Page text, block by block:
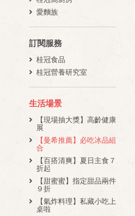
愛麵族
訂閱服務
桂冠食品
桂冠營養研究室
生活場景
【現場抽大獎】高齡健康
展
【曼希推薦】必吃冰品組
合
【百搭清爽】夏日主食７
折起
【甜蜜蜜】指定甜品兩件
９折
【氣炸料理】私藏小吃上
桌啦